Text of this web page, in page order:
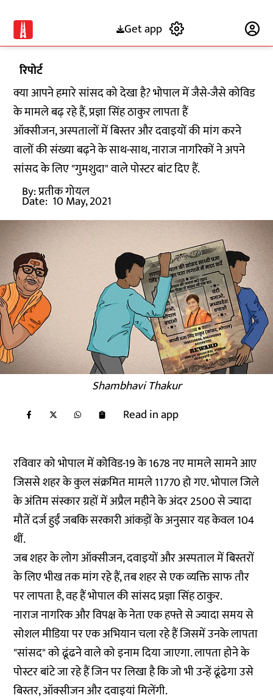
Get app
रिपोर्ट
क्या आपने हमारे सांसद को देखा है? भोपाल में जैसे-जैसे कोविड
के मामले बढ़ रहे हैं, प्रज्ञा सिंह ठाकुर लापता हैं
ऑक्सीजन, अस्पतालों में बिस्तर और दवाइयों की मांग करने
वालों की संख्या बढ़ने के साथ-साथ, नाराज नागरिकों ने अपने
सांसद के लिए "गुमशुदा" वाले पोस्टर बांट दिए हैं.
By:प्रतीक गोयल
Date: 10 May, 2021
Shambhavi Thakur
Read in app
रविवार को भोपाल में कोविड-19 के1678 नए मामलेसामने आए
जिससे शहर के कुल संक्रमित मामले 11770 हो गए. भोपाल जिले
के अंतिम संस्कार ग्रहों में अप्रैल महीने के अंदर2500 से ज्यादा
मौतेंदर्ज हुईं जबकि सरकारी आंकड़ों के अनुसार यह केवल 104
थीं.
जब शहर के लोग ऑक्सीजन, दवाइयों और अस्पताल में बिस्तरों
के लिए भीख तक मांग रहे हैं, तब शहर से एक व्यक्ति साफ तौर
पर लापता है, वह हैं भोपाल की सांसद प्रज्ञा सिंह ठाकुर.
नाराज नागरिक और विपक्ष के नेता एक हफ्ते से ज्यादा समय से
सोशल मीडिया पर एक अभियान चला रहे हैंजिसमें उनके लापता
"सांसद" को ढूंढने वाले को इनाम दिया जाएगा. लापता होने के
पोस्टर बांटे जा रहे हैं जिन पर लिखा है कि जो भी उन्हें ढूंढेगा उसे
बिस्तर, ऑक्सीजन और दवाइयां मिलेंगी.